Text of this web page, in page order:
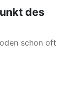
des
schon oft